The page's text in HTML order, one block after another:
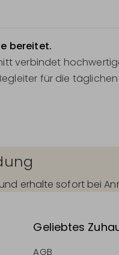
bereitet.
verbindet
für die
erhalte sofort bei
Geliebtes
AGB